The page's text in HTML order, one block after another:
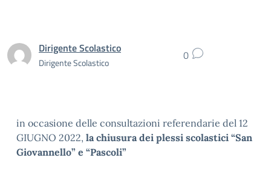
Dirigente Scolastico
Dirigente Scolastico 0
in occasione delle consultazioni referendarie del 12
GIUGNO 2022, la chiusura dei plessi scolastici “San
Giovannello” e “Pascoli”